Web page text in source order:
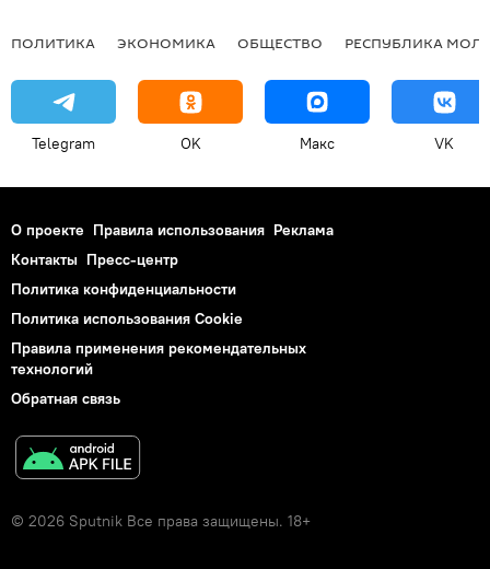
ПОЛИТИКА ЭКОНОМИКА ОБЩЕСТВО РЕСПУБЛИКА
Telegram OK Макс VK
О проекте Правила использования Реклама
Контакты Пресс-центр
Политика конфиденциальности
Политика использования Cookie
Правила применения рекомендательных
технологий
Обратная связь
© 2026 Sputnik Все права защищены. 18+